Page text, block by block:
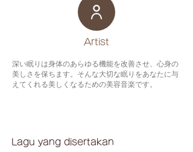
​Artist
深い眠りは身体のあらゆる機能を改善させ、心身の
美しさを保ちます。そんな大切な眠りをあなたに与
えてくれる美しくなるための美容音楽です。
Lagu yang disertakan